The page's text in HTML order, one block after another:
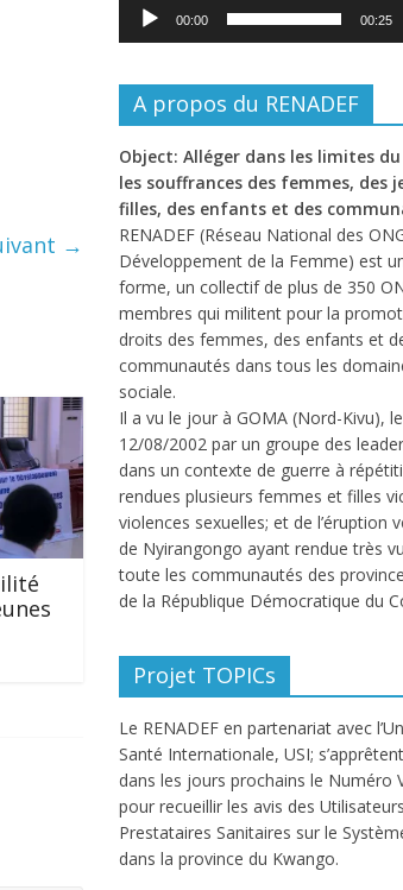
→
00:00 00:25
A propos du RENADEF
Object: Alléger dans les limites
les souffrances des femmes, des
filles, des enfants et des
RENADEF (Réseau National des
Développement de la Femme) est
forme, un collectif de plus de 350
membres qui militent pour la
droits des femmes, des enfants et
communautés dans tous les
sociale.
Il a vu le jour à GOMA (Nord-Kivu), le
12/08/2002 par un groupe des
dans un contexte de guerre à
rendues plusieurs femmes et filles
violences sexuelles; et de l’éruption
de Nyirangongo ayant rendue très
toute les communautés des
de la République Démocratique du
Projet TOPICs
Le RENADEF en partenariat avec
Santé Internationale, USI;
dans les jours prochains le Numéro
pour recueillir les avis des
Prestataires Sanitaires sur le
dans la province du Kwango.